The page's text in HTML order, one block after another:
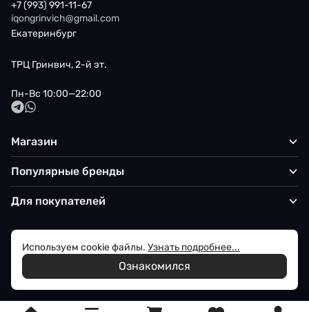
+7 (993) 991-11-67
iqongrinvich@gmail.com
Екатеринбург
ТРЦ Гринвич, 2-й эт.
Пн-Вс 10:00—22:00
Магазин
Популярные бренды
Для покупателей
© 2026 Iqon - Магазин вашего стиля
Политика обработки персональных данных
Используем cookie файлы. Узнать подробнее...
Ознакомился